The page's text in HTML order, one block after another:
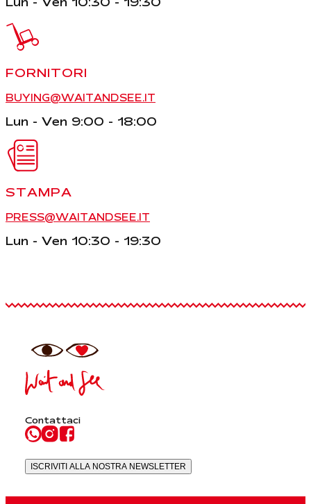
FORNITORI
BUYING@WAITANDSEE.IT
Lun - Ven 9:00 - 18:00
STAMPA
PRESS@WAITANDSEE.IT
Lun - Ven 10:30 - 19:30
Contattaci
ISCRIVITI ALLA NOSTRA NEWSLETTER